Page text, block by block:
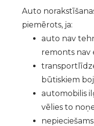
Auto
piemērots, ja:
auto nav
remonts nav
būtiskiem
automobilis
vēlies to